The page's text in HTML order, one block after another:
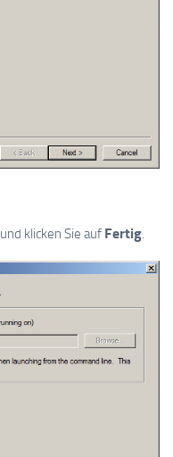
und klicken Sie auf Fertig.